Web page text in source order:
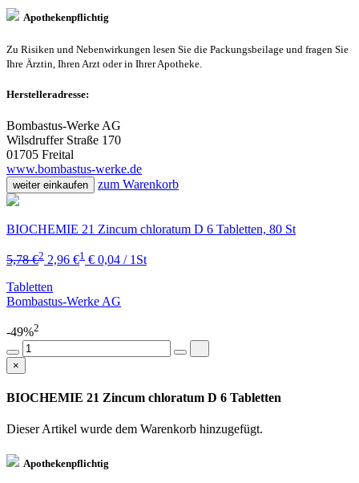
Apothekenpflichtig
Zu Risiken und Nebenwirkungen lesen Sie die Packungsbeilage und fragen Sie
Ihre Ärztin, Ihren Arzt oder in Ihrer Apotheke.
Herstelleradresse:
Bombastus-Werke AG
Wilsdruffer Straße 170
01705 Freital
www.bombastus-werke.de
weiter einkaufen zum Warenkorb
BIOCHEMIE 21 Zincum chloratum D 6 Tabletten, 80 St
5,78 €2 2,96 €1 € 0,04 / 1St
Tabletten
Bombastus-Werke AG
-49%2
×
BIOCHEMIE 21 Zincum chloratum D 6 Tabletten
Dieser Artikel wurde dem Warenkorb hinzugefügt.
Apothekenpflichtig